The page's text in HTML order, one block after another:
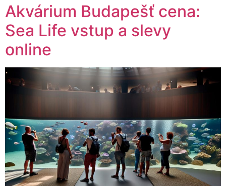
Akvárium Budapešť cena:
Sea Life vstup a slevy
online